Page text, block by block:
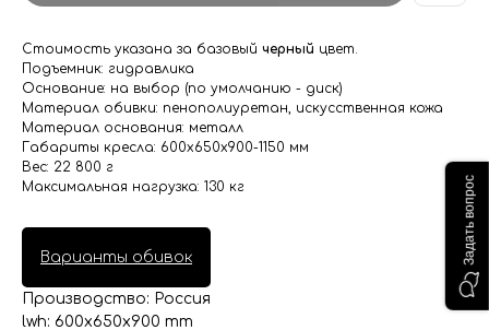
Стоимость указана за базовый черный цвет.
Подъемник: гидравлика
Основание: на выбор (по умолчанию - диск)
Материал обивки: пенополиуретан, искусственная кожа
Материал основания: металл
Габариты кресла: 600x650x900-1150 мм
Вес: 22 800 г
Максимальная нагрузка: 130 кг
Варианты обивок
Производство: Россия
lwh: 600x650x900 mm
Задать вопрос